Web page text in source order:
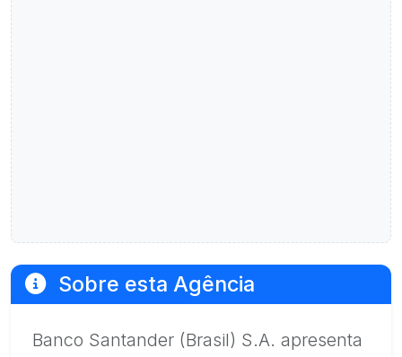
Sobre esta Agência
Banco Santander (Brasil) S.A. apresenta